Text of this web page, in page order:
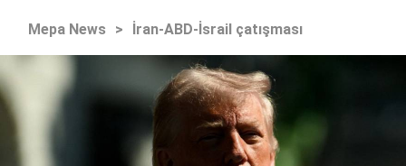
Mepa News > İran-ABD-İsrail çatışması